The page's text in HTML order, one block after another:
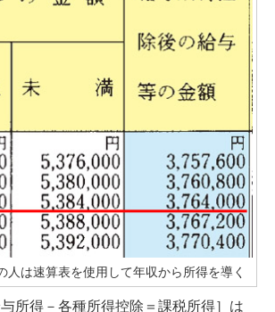
人は速算表を使用して年収から所得を導く
所得－各種所得控除＝課税所得］は